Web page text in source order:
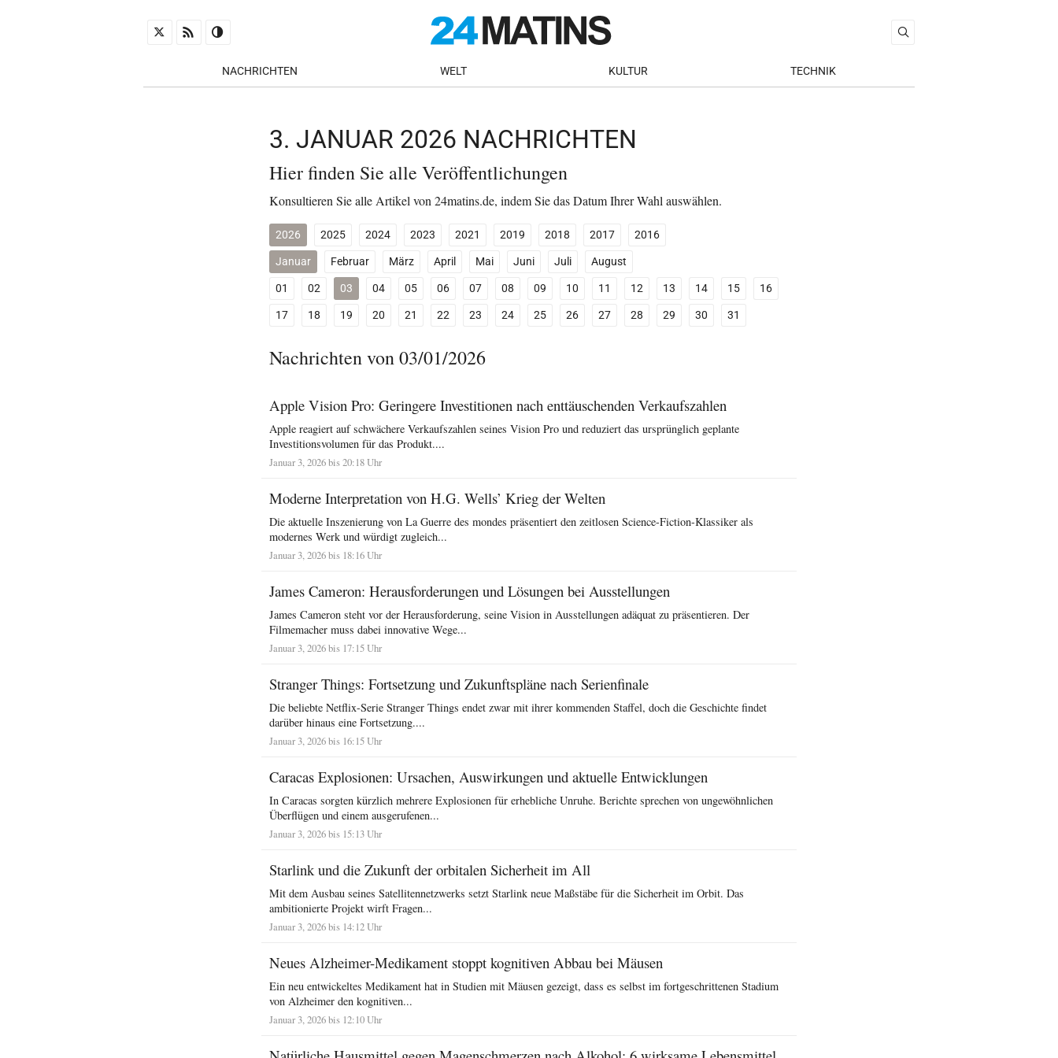
NACHRICHTEN WELT KULTUR TECHNIK
3. JANUAR 2026 NACHRICHTEN
Hier finden Sie alle Veröffentlichungen
Konsultieren Sie alle Artikel von 24matins.de, indem Sie das Datum Ihrer Wahl auswählen.
2026 2025 2024 2023 2021 2019 2018 2017
2016
Januar
Februar März April Mai Juni Juli
August
01
02 03 04 05 06 07 08 09 10 11 12 13 14 15
16
17
18 19 20 21 22 23 24 25 26 27 28 29 30 31
Nachrichten von 03/01/2026
Apple Vision Pro: Geringere Investitionen nach enttäuschenden Verkaufszahlen
Apple reagiert auf schwächere Verkaufszahlen seines Vision Pro und reduziert das ursprünglich geplante
Investitionsvolumen für das Produkt....
Januar 3, 2026 bis 20:18 Uhr
Moderne Interpretation von H.G. Wells’ Krieg der Welten
Die aktuelle Inszenierung von La Guerre des mondes präsentiert den zeitlosen Science-Fiction-Klassiker als
modernes Werk und würdigt zugleich...
Januar 3, 2026 bis 18:16 Uhr
James Cameron: Herausforderungen und Lösungen bei Ausstellungen
James Cameron steht vor der Herausforderung, seine Vision in Ausstellungen adäquat zu präsentieren. Der
Filmemacher muss dabei innovative Wege...
Januar 3, 2026 bis 17:15 Uhr
Stranger Things: Fortsetzung und Zukunftspläne nach Serienfinale
Die beliebte Netflix-Serie Stranger Things endet zwar mit ihrer kommenden Staffel, doch die Geschichte findet
darüber hinaus eine Fortsetzung....
Januar 3, 2026 bis 16:15 Uhr
Caracas Explosionen: Ursachen, Auswirkungen und aktuelle Entwicklungen
In Caracas sorgten kürzlich mehrere Explosionen für erhebliche Unruhe. Berichte sprechen von ungewöhnlichen
Überflügen und einem ausgerufenen...
Januar 3, 2026 bis 15:13 Uhr
Starlink und die Zukunft der orbitalen Sicherheit im All
Mit dem Ausbau seines Satellitennetzwerks setzt Starlink neue Maßstäbe für die Sicherheit im Orbit. Das
ambitionierte Projekt wirft Fragen...
Januar 3, 2026 bis 14:12 Uhr
Neues Alzheimer-Medikament stoppt kognitiven Abbau bei Mäusen
Ein neu entwickeltes Medikament hat in Studien mit Mäusen gezeigt, dass es selbst im fortgeschrittenen Stadium
von Alzheimer den kognitiven...
Januar 3, 2026 bis 12:10 Uhr